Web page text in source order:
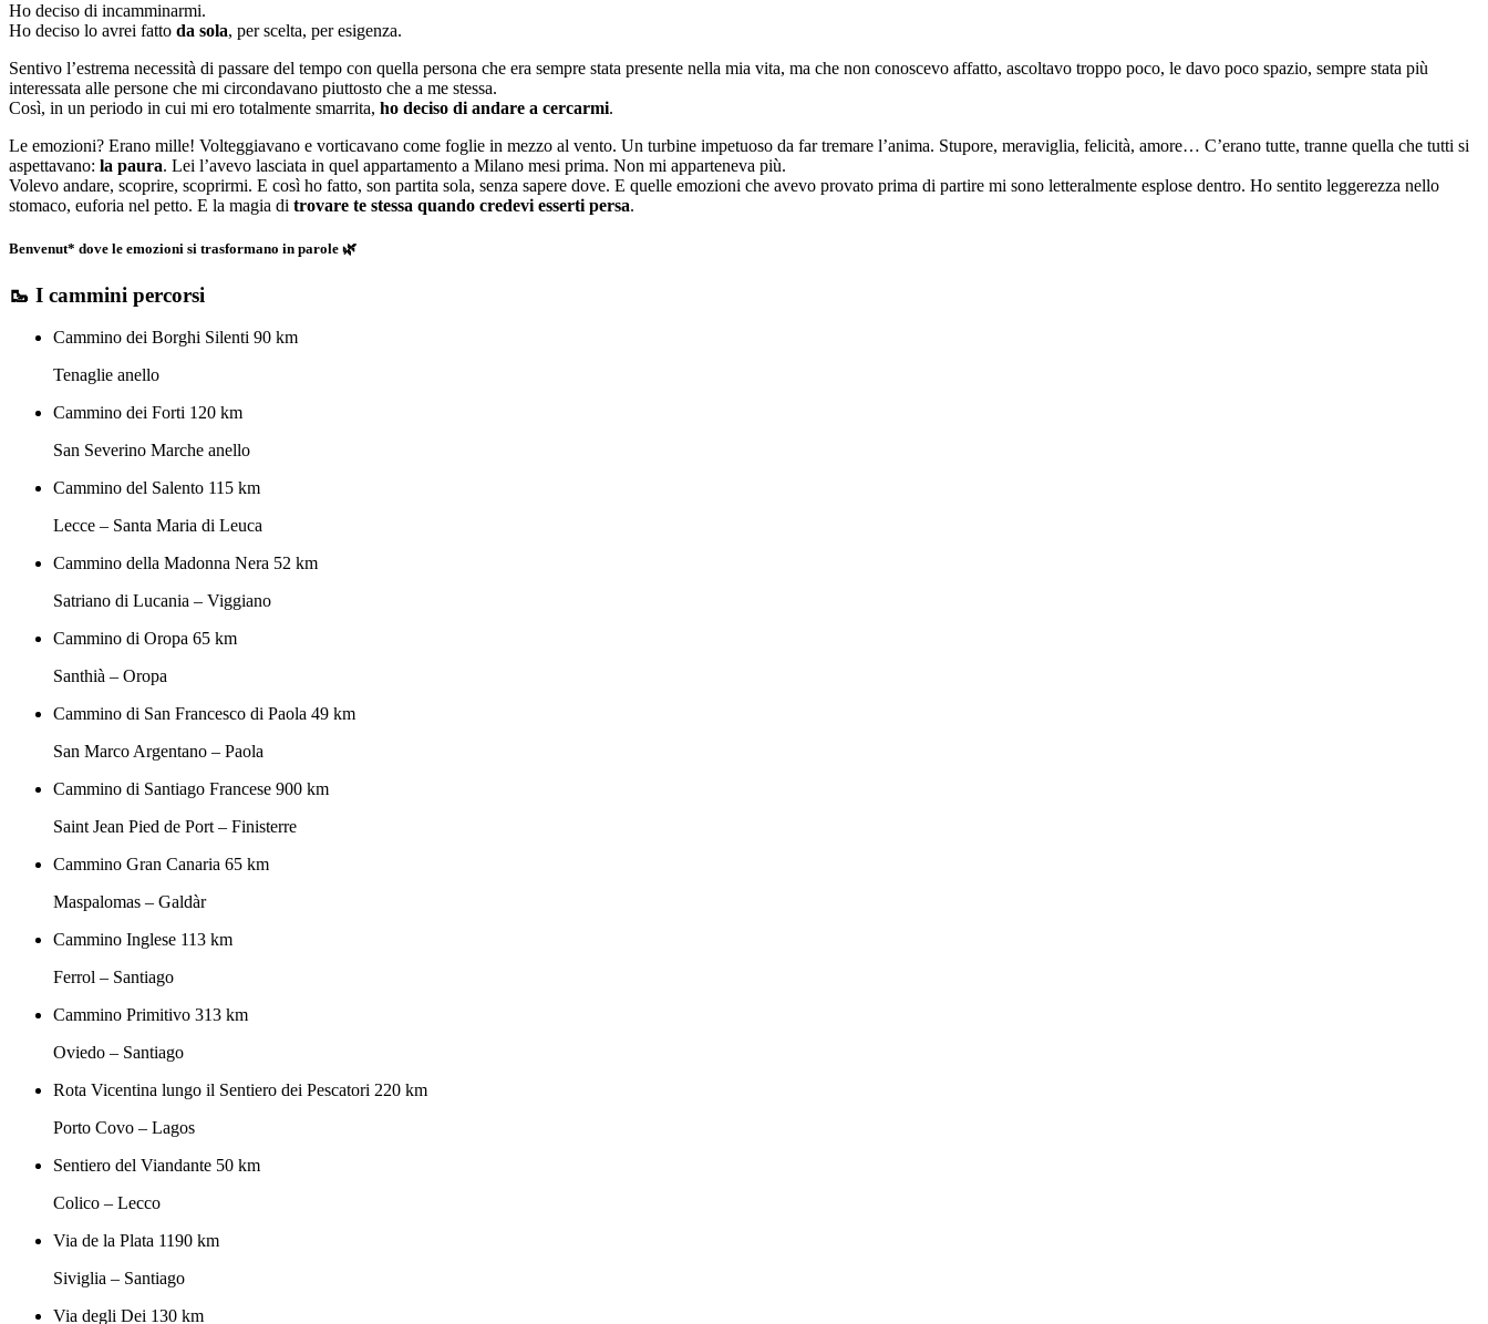
Ho deciso di incamminarmi.
Ho deciso lo avrei fatto da sola, per scelta, per esigenza.
Sentivo l’estrema necessità di passare del tempo con quella persona che era sempre stata presente nella mia vita, ma che non conoscevo affatto, ascoltavo troppo poco, le davo poco spazio, sempre stata più
interessata alle persone che mi circondavano piuttosto che a me stessa.
Così, in un periodo in cui mi ero totalmente smarrita, ho deciso di andare a cercarmi.
Le emozioni? Erano mille! Volteggiavano e vorticavano come foglie in mezzo al vento. Un turbine impetuoso da far tremare l’anima. Stupore, meraviglia, felicità, amore… C’erano tutte, tranne quella che tutti si
aspettavano: la paura. Lei l’avevo lasciata in quel appartamento a Milano mesi prima. Non mi apparteneva più.
Volevo andare, scoprire, scoprirmi. E così ho fatto, son partita sola, senza sapere dove. E quelle emozioni che avevo provato prima di partire mi sono letteralmente esplose dentro. Ho sentito leggerezza nello
stomaco, euforia nel petto. E la magia di trovare te stessa quando credevi esserti persa.
Benvenut* dove le emozioni si trasformano in parole 🌿
🥾 I cammini percorsi
Cammino dei Borghi Silenti 90 km
Tenaglie anello
Cammino dei Forti 120 km
San Severino Marche anello
Cammino del Salento 115 km
Lecce – Santa Maria di Leuca
Cammino della Madonna Nera 52 km
Satriano di Lucania – Viggiano
Cammino di Oropa 65 km
Santhià – Oropa
Cammino di San Francesco di Paola 49 km
San Marco Argentano – Paola
Cammino di Santiago Francese 900 km
Saint Jean Pied de Port – Finisterre
Cammino Gran Canaria 65 km
Maspalomas – Galdàr
Cammino Inglese 113 km
Ferrol – Santiago
Cammino Primitivo 313 km
Oviedo – Santiago
Rota Vicentina lungo il Sentiero dei Pescatori 220 km
Porto Covo – Lagos
Sentiero del Viandante 50 km
Colico – Lecco
Via de la Plata 1190 km
Siviglia – Santiago
Via degli Dei 130 km